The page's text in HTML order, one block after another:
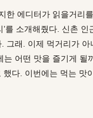
한 에디터가 읽을거리
’를 소개해줬다. 신촌
그래. 이제 먹거리가 아
어떤 맛을 즐기게 될
했다. 이번에는 먹는 맛